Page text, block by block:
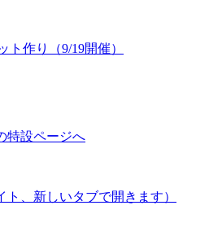
ト作り（9/19開催）